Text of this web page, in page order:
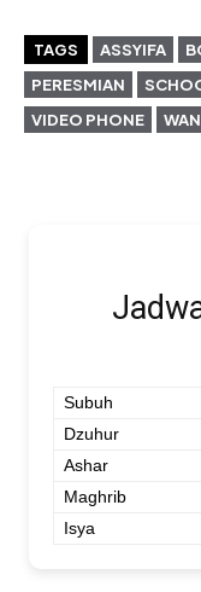
TAGS ASSYIFA
PERESMIAN
VIDEO PHONE
Subuh
Dzuhur
Ashar
Maghrib
Isya